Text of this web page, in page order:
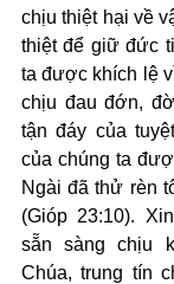
chịu thiệt hại về
thiệt để giữ đức
ta được khích lệ
chịu đau đớn,
tận đáy của
của chúng ta
Ngài đã thử rèn
(Gióp 23:10).
sẵn sàng chịu
Chúa, trung tín